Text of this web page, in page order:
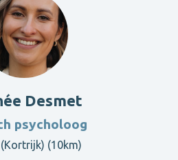
Desmet
psycholoog
(10km)